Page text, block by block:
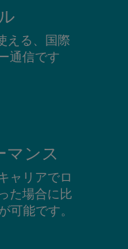
える、国際
通信です
マンス
ャリアでロ
た場合に比
可能です。